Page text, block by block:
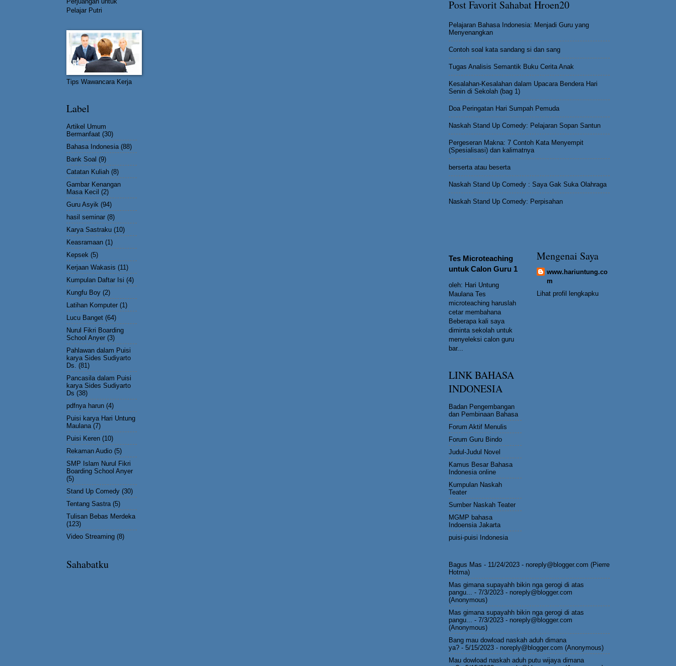
Pelajar Putri
Tips Wawancara Kerja
Label
Artikel Umum
Bermanfaat (30)
Bahasa Indonesia (88)
Bank Soal (9)
Catatan Kuliah (8)
Gambar Kenangan
Masa Kecil (2)
Guru Asyik (94)
hasil seminar (8)
Karya Sastraku (10)
Keasramaan (1)
Kepsek (5)
Kerjaan Wakasis (11)
Kumpulan Daftar Isi (4)
Kungfu Boy (2)
Latihan Komputer (1)
Lucu Banget (64)
Nurul Fikri Boarding
School Anyer (3)
Pahlawan dalam Puisi
karya Sides Sudiyarto
Ds. (81)
Pancasila dalam Puisi
karya Sides Sudiyarto
Ds (38)
pdfnya harun (4)
Puisi karya Hari Untung
Maulana (7)
Puisi Keren (10)
Rekaman Audio (5)
SMP Islam Nurul Fikri
Boarding School Anyer
(5)
Stand Up Comedy (30)
Tentang Sastra (5)
Tulisan Bebas Merdeka
(123)
Video Streaming (8)
Sahabatku
Post Favorit Sahabat Hroen20
Pelajaran Bahasa Indonesia: Menjadi Guru yang
Menyenangkan
Contoh soal kata sandang si dan sang
Tugas Analisis Semantik Buku Cerita Anak
Kesalahan-Kesalahan dalam Upacara Bendera Hari
Senin di Sekolah (bag 1)
Doa Peringatan Hari Sumpah Pemuda
Naskah Stand Up Comedy: Pelajaran Sopan Santun
Pergeseran Makna: 7 Contoh Kata Menyempit
(Spesialisasi) dan kalimatnya
berserta atau beserta
Naskah Stand Up Comedy : Saya Gak Suka Olahraga
Naskah Stand Up Comedy: Perpisahan
Tes Microteaching
untuk Calon Guru 1
oleh: Hari Untung
Maulana Tes
microteaching haruslah
cetar membahana
Beberapa kali saya
diminta sekolah untuk
menyeleksi calon guru
bar...
LINK BAHASA
INDONESIA
Badan Pengembangan
dan Pembinaan Bahasa
Forum Aktif Menulis
Forum Guru Bindo
Judul-Judul Novel
Kamus Besar Bahasa
Indonesia online
Kumpulan Naskah
Teater
Sumber Naskah Teater
MGMP bahasa
Indoensia Jakarta
puisi-puisi Indonesia
Mengenai Saya
www.hariuntung.co
m
Lihat profil lengkapku
Bagus Mas - 11/24/2023 - noreply@blogger.com (Pierre
Hotma)
Mas gimana supayahh bikin nga gerogi di atas
pangu...
- 7/3/2023 - noreply@blogger.com
(Anonymous)
Mas gimana supayahh bikin nga gerogi di atas
pangu...
- 7/3/2023 - noreply@blogger.com
(Anonymous)
Bang mau dowload naskah aduh dimana
ya? - 5/15/2023 - noreply@blogger.com (Anonymous)
Mau dowload naskah aduh putu wijaya dimana